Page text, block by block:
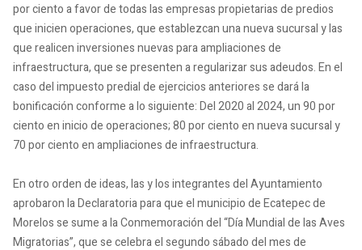
por ciento a favor de todas las empresas propietarias de predios
que inicien operaciones, que establezcan una nueva sucursal y las
que realicen inversiones nuevas para ampliaciones de
infraestructura, que se presenten a regularizar sus adeudos. En el
caso del impuesto predial de ejercicios anteriores se dará la
bonificación conforme a lo siguiente: Del 2020 al 2024, un 90 por
ciento en inicio de operaciones; 80 por ciento en nueva sucursal y
70 por ciento en ampliaciones de infraestructura.
En otro orden de ideas, las y los integrantes del Ayuntamiento
aprobaron la Declaratoria para que el municipio de Ecatepec de
Morelos se sume a la Conmemoración del “Día Mundial de las Aves
Migratorias”, que se celebra el segundo sábado del mes de